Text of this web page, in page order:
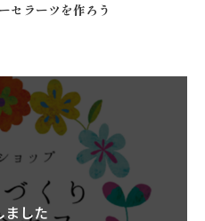
セラーツを作ろう
ました